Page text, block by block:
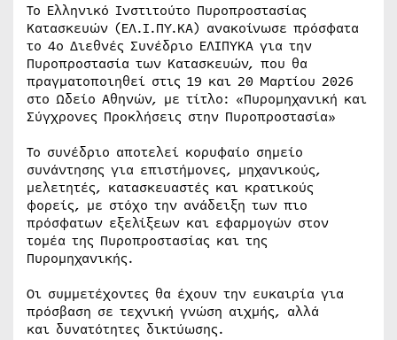
Το Ελληνικό Ινστιτούτο Πυροπροστασίας
Κατασκευών (ΕΛ.Ι.ΠΥ.ΚΑ) ανακοίνωσε πρόσφατα
το 4ο Διεθνές Συνέδριο ΕΛΙΠΥΚΑ για την
Πυροπροστασία των Κατασκευών, που θα
πραγματοποιηθεί στις 19 και 20 Μαρτίου 2026
στο Ωδείο Αθηνών, με τίτλο: «Πυρομηχανική και
Σύγχρονες Προκλήσεις στην Πυροπροστασία»
Το συνέδριο αποτελεί κορυφαίο σημείο
συνάντησης για επιστήμονες, μηχανικούς,
μελετητές, κατασκευαστές και κρατικούς
φορείς, με στόχο την ανάδειξη των πιο
πρόσφατων εξελίξεων και εφαρμογών στον
τομέα της Πυροπροστασίας και της
Πυρομηχανικής.
Οι συμμετέχοντες θα έχουν την ευκαιρία για
πρόσβαση σε τεχνική γνώση αιχμής, αλλά
και δυνατότητες δικτύωσης.